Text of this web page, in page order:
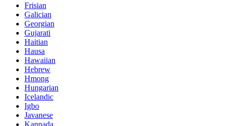
Frisian
Galician
Georgian
Gujarati
Haitian
Hausa
Hawaiian
Hebrew
Hmong
Hungarian
Icelandic
Igbo
Javanese
Kannada